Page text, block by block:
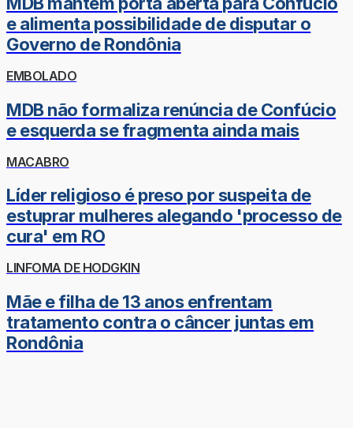
e alimenta possibilidade de disputar o
Governo de Rondônia
EMBOLADO
MDB não formaliza renúncia de Confúcio
e esquerda se fragmenta ainda mais
MACABRO
Líder religioso é preso por suspeita de
estuprar mulheres alegando 'processo de
cura' em RO
LINFOMA DE HODGKIN
Mãe e filha de 13 anos enfrentam
tratamento contra o câncer juntas em
Rondônia